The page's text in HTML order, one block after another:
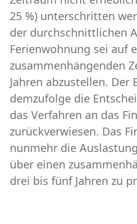
25 %) unterschritten
der durchschnittlichen
Ferienwohnung sei auf
zusammenhängenden
Jahren abzustellen. Der
demzufolge die
das Verfahren an das
zurückverwiesen. Das
nunmehr die
über einen
drei bis fünf Jahren zu